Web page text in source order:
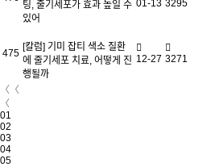
팅, 줄기세포가 효과 높일 수
있어
01-13 3295
475
[칼럼] 기미 잡티 색소 질환
에 줄기세포 치료, 어떻게 진
행될까
12-27 3271
〈〈
〈
01
02
03
04
05